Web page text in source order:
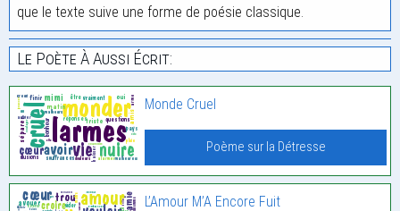
que le texte suive une forme de poésie classique.
Le Poète À Aussi Écrit:
Monde Cruel
Poème sur la Détresse
L’Amour M’A Encore Fuit